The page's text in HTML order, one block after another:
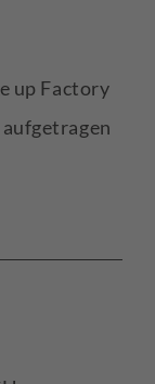
up Factory